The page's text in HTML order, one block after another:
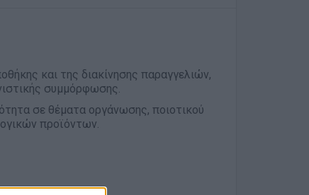
και της διακίνησης παραγγελιών,
συμμόρφωσης.
σε θέματα οργάνωσης, ποιοτικού
προϊόντων.